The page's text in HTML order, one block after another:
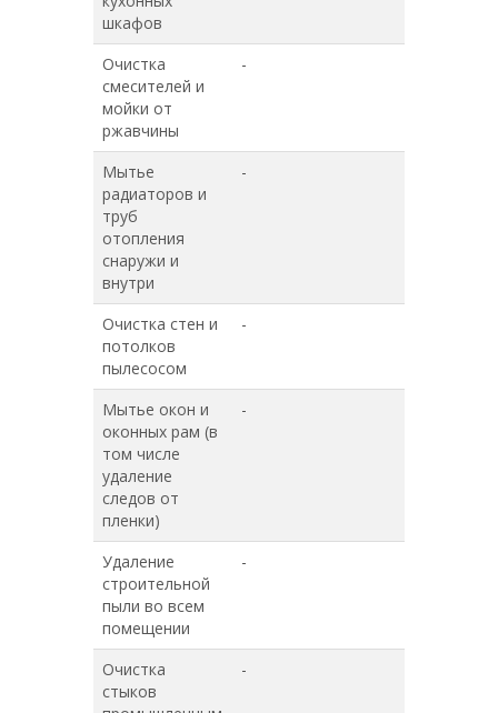
шкафов
Очистка
смесителей и
мойки от
ржавчины
-
Мытье
радиаторов и
труб
отопления
снаружи и
внутри
-
Очистка стен и
потолков
пылесосом
-
Мытье окон и
оконных рам (в
том числе
удаление
следов от
пленки)
-
Удаление
строительной
пыли во всем
помещении
-
Очистка
стыков
-